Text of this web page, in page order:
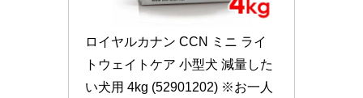
ロイヤルカナン CCN ミニ ライ
トウェイトケア 小型犬 減量した
い犬用 4kg (52901202) ※お一人